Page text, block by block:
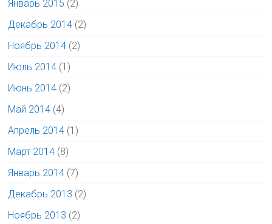
Январь 2015 (2)
Декабрь 2014 (2)
Ноябрь 2014 (2)
Июль 2014 (1)
Июнь 2014 (2)
Май 2014 (4)
Апрель 2014 (1)
Март 2014 (8)
Январь 2014 (7)
Декабрь 2013 (2)
Ноябрь 2013 (2)